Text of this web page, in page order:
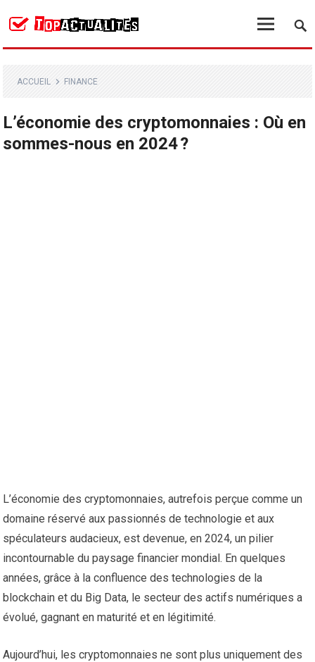
ACCUEIL FINANCE
L’économie des cryptomonnaies : Où en
sommes-nous en 2024 ?
L’économie des cryptomonnaies, autrefois perçue comme un
domaine réservé aux passionnés de technologie et aux
spéculateurs audacieux, est devenue, en 2024, un pilier
incontournable du paysage financier mondial. En quelques
années, grâce à la confluence des technologies de la
blockchain et du Big Data, le secteur des actifs numériques a
évolué, gagnant en maturité et en légitimité.
Aujourd’hui, les cryptomonnaies ne sont plus uniquement des